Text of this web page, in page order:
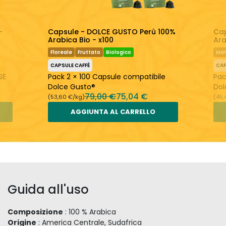
Capsule - DOLCE GUSTO Perù 100%
Arabica Bio - x100
Floreale Fruttato
Biologico
CAPSULE CAFFÈ
Pack 2 × 100 Capsule compatibile
Dolce Gusto®
(53,60 €/kg)79,00 €75,04 €
AGGIUNTA AL CARRELLO
Guida all'uso
Composizione : 100 % Arabica
Origine : America Centrale, Sudafrica